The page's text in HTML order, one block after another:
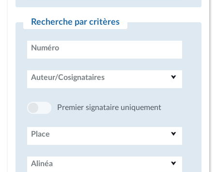
Recherche par critères
Numéro
Auteur/Cosignataires
Premier signataire uniquement
Place
Alinéa